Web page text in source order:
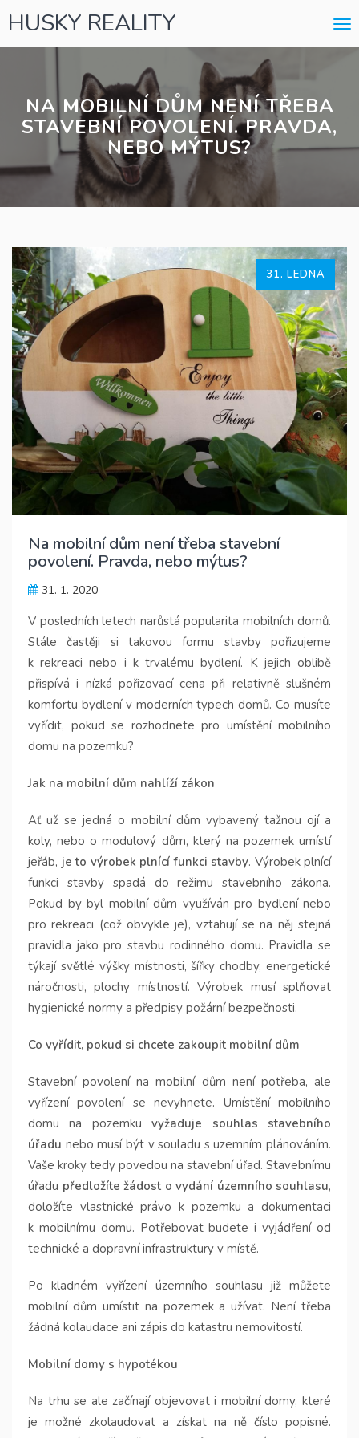
HUSKY REALITY
NA MOBILNÍ DŮM NENÍ TŘEBA
STAVEBNÍ POVOLENÍ. PRAVDA,
NEBO MÝTUS?
Na mobilní dům není třeba stavební
povolení. Pravda, nebo mýtus?
31. 1. 2020
31. LEDNA
V posledních letech narůstá popularita mobilních domů.
Stále častěji si takovou formu stavby pořizujeme
k rekreaci nebo i k trvalému bydlení. K jejich oblibě
přispívá i nízká pořizovací cena při relativně slušném
komfortu bydlení v moderních typech domů. Co musíte
vyřídit, pokud se rozhodnete pro umístění mobilního
domu na pozemku?
Jak na mobilní dům nahlíží zákon
Ať už se jedná o mobilní dům vybavený tažnou ojí a
koly, nebo o modulový dům, který na pozemek umístí
jeřáb, je to výrobek plnící funkci stavby. Výrobek plnící
funkci stavby spadá do režimu stavebního zákona.
Pokud by byl mobilní dům využíván pro bydlení nebo
pro rekreaci (což obvykle je), vztahují se na něj stejná
pravidla jako pro stavbu rodinného domu. Pravidla se
týkají světlé výšky místnosti, šířky chodby, energetické
náročnosti, plochy místností. Výrobek musí splňovat
hygienické normy a předpisy požární bezpečnosti.
Co vyřídit, pokud si chcete zakoupit mobilní dům
Stavební povolení na mobilní dům není potřeba, ale
vyřízení povolení se nevyhnete. Umístění mobilního
domu na pozemkuvyžaduje souhlas stavebního
úřadu nebo musí být v souladu s uzemním plánováním.
Vaše kroky tedy povedou na stavební úřad. Stavebnímu
úřadu předložíte žádost o vydání územního souhlasu,
doložíte vlastnické právo k pozemku a dokumentaci
k mobilnímu domu. Potřebovat budete i vyjádření od
technické a dopravní infrastruktury v místě.
Po kladném vyřízení územního souhlasu již můžete
mobilní dům umístit na pozemek a užívat. Není třeba
žádná kolaudace ani zápis do katastru nemovitostí.
Mobilní domy s hypotékou
Na trhu se ale začínají objevovat i mobilní domy, které
je možné zkolaudovat a získat na ně číslo popisné.